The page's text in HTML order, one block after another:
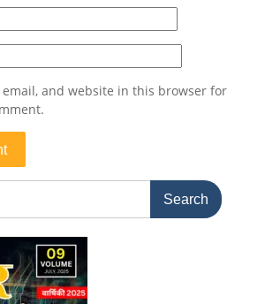
email, and website in this browser for